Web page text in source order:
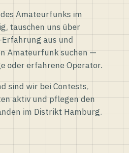
Amateurfunks im
tauschen uns über
aus und
Amateurfunk suchen —
oder erfahrene Operator.
sind wir bei Contests,
aktiv und pflegen den
im Distrikt Hamburg.